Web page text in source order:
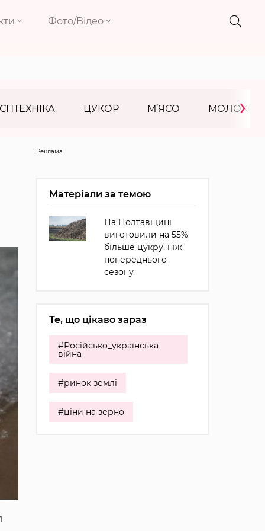
Фото/Відео
ЦУКОР М’ЯСО МОЛОКО
›
Реклама
Матеріали за темою
На Полтавщині
виготовили на 55%
більше цукру, ніж
попереднього
сезону
Те, що цікаво зараз
#Російсько_українська
війна
#ринок землі
#ціни на зерно